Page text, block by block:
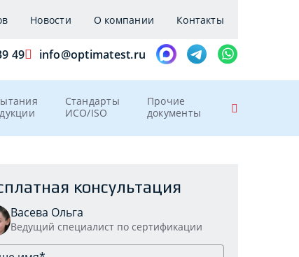
Новости О компании Контакты
49 info@optimatest.ru
Стандарты
ИСО/ISO
Прочие
документы
консультация
Васева Ольга
Ведущий специалист по сертификации